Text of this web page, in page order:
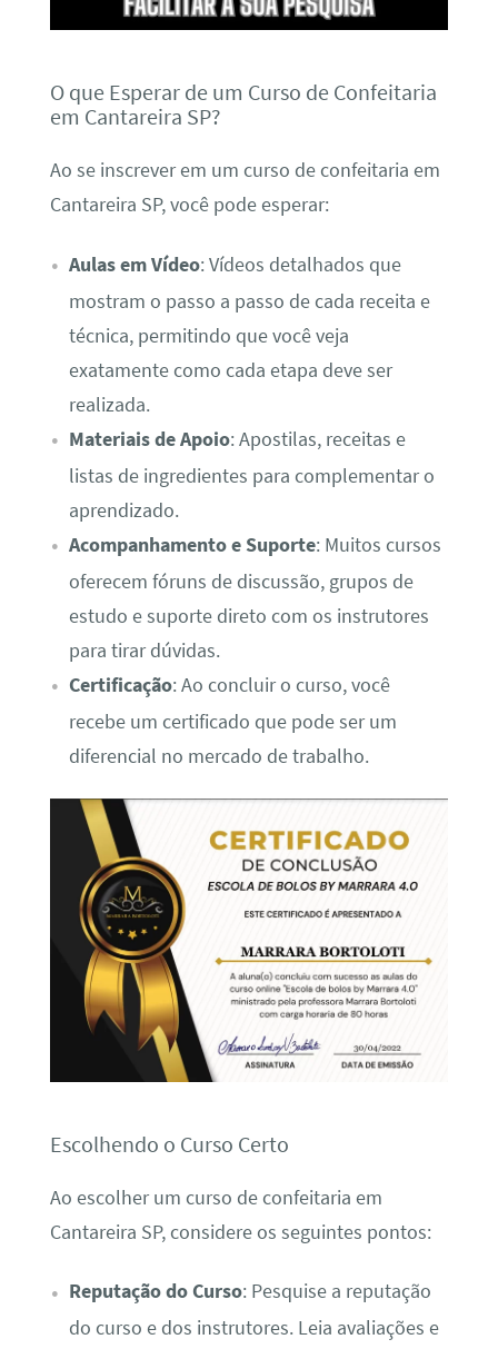
O que Esperar de um Curso de Confeitaria
em Cantareira SP?
Ao se inscrever em um curso de confeitaria em
Cantareira SP, você pode esperar:
Aulas em Vídeo: Vídeos detalhados que
mostram o passo a passo de cada receita e
técnica, permitindo que você veja
exatamente como cada etapa deve ser
realizada.
Materiais de Apoio: Apostilas, receitas e
listas de ingredientes para complementar o
aprendizado.
Acompanhamento e Suporte: Muitos cursos
oferecem fóruns de discussão, grupos de
estudo e suporte direto com os instrutores
para tirar dúvidas.
Certificação: Ao concluir o curso, você
recebe um certificado que pode ser um
diferencial no mercado de trabalho.
Escolhendo o Curso Certo
Ao escolher um curso de confeitaria em
Cantareira SP, considere os seguintes pontos:
Reputação do Curso: Pesquise a reputação
do curso e dos instrutores. Leia avaliações e